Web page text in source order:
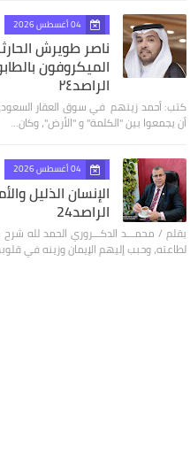
04 أغسطس 2026
ناصر طويرش
الميكروفون
الراصد٢٤
كتب: أحمد زينهم في سوق العقار
أن يجمعوا بين "الكلمة" و "الأرض"، وكان…
04 أغسطس 2026
الإنسان الذليل
الراصد24
بقلم / محمـــد الدكـــروري الحمد لله
لطاعته، وحبب إليهم الإيمان وزينه في